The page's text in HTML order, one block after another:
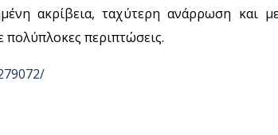
ακρίβεια, ταχύτερη ανάρρωση και
πολύπλοκες περιπτώσεις.